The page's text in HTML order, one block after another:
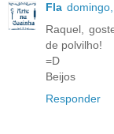
Fla
Raquel,
de polvilho!
=D
Beijos
Responder